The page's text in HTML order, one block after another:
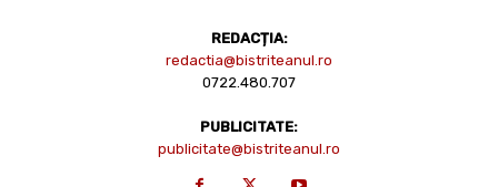
REDACȚIA:
redactia@bistriteanul.ro
0722.480.707
PUBLICITATE:
publicitate@bistriteanul.ro